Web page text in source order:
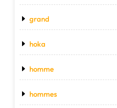
grand
hoka
homme
hommes